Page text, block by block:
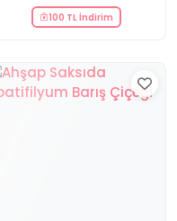
100 TL İndirim